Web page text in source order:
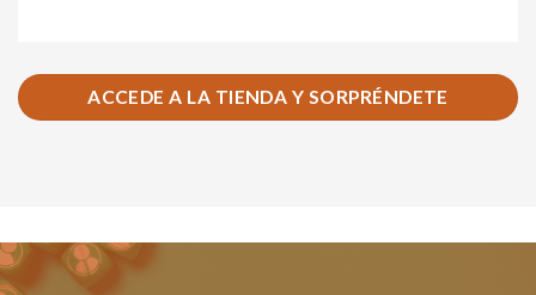
ACCEDE A LA TIENDA Y SORPRÉNDETE